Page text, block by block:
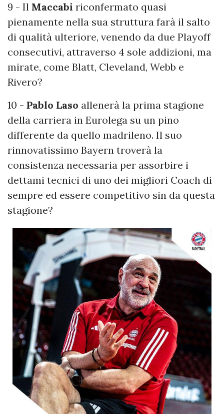
9 - Il Maccabi riconfermato quasi
pienamente nella sua struttura farà il salto
di qualità ulteriore, venendo da due Playoff
consecutivi, attraverso 4 sole addizioni, ma
mirate, come Blatt, Cleveland, Webb e
Rivero?
10 - Pablo Laso allenerà la prima stagione
della carriera in Eurolega su un pino
differente da quello madrileno. Il suo
rinnovatissimo Bayern troverà la
consistenza necessaria per assorbire i
dettami tecnici di uno dei migliori Coach di
sempre ed essere competitivo sin da questa
stagione?